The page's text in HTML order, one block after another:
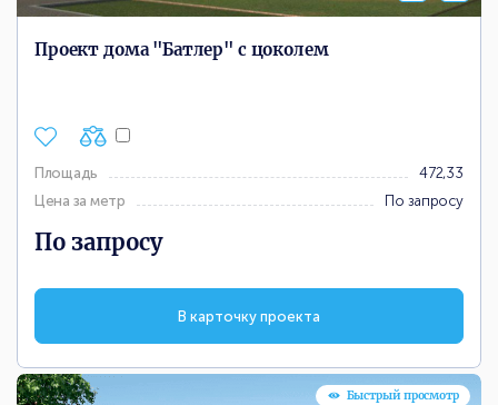
Проект дома "Батлер" с цоколем
Площадь
472,33
Цена за метр
По запросу
По запросу
В карточку проекта
Быстрый просмотр